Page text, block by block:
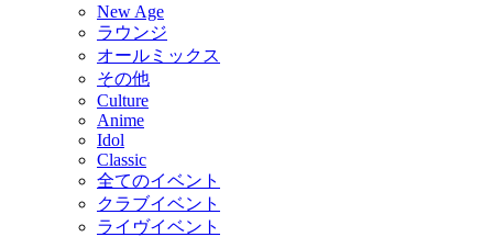
New Age
ラウンジ
オールミックス
その他
Culture
Anime
Idol
Classic
全てのイベント
クラブイベント
ライヴイベント